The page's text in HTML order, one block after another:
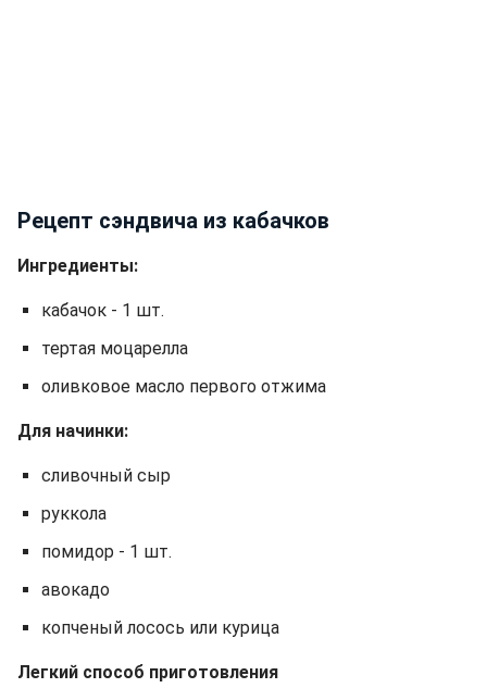
Рецепт сэндвича из кабачков
Ингредиенты:
кабачок - 1 шт.
тертая моцарелла
оливковое масло первого отжима
Для начинки:
сливочный сыр
руккола
помидор - 1 шт.
авокадо
копченый лосось или курица
Легкий способ приготовления